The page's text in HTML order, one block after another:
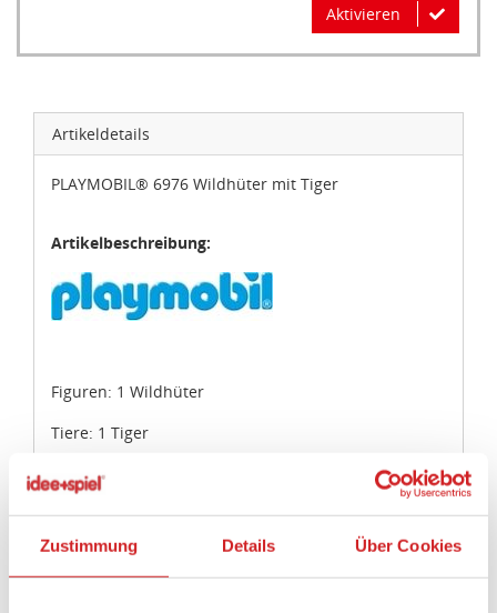
Zustimmung Details Über Cookies
Aktivieren
Artikeldetails
PLAYMOBIL® 6976 Wildhüter mit Tiger
Artikelbeschreibung:
Figuren: 1 Wildhüter
Tiere: 1 Tiger